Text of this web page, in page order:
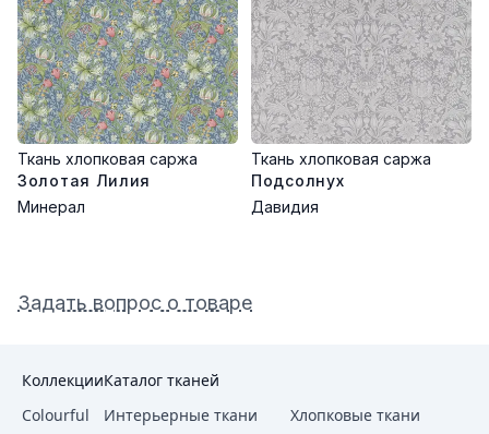
Ткань хлопковая саржа
Золотая Лилия
Минерал
Ткань хлопковая саржа
Подсолнух
Давидия
Задать вопрос о товаре
Коллекции
Colourful
Каталог тканей
Интерьерные ткани
Хлопковые ткани